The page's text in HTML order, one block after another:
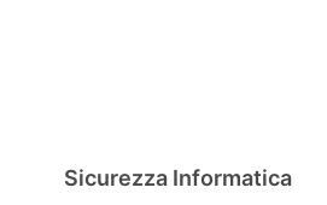
Sicurezza Informatica